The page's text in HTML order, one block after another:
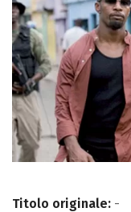
Titolo originale: -